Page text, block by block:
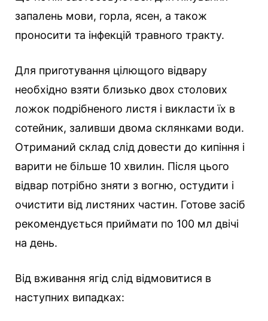
запалень мови, горла, ясен, а також
проносити та інфекцій травного тракту.
Для приготування цілющого відвару
необхідно взяти близько двох столових
ложок подрібненого листя і викласти їх в
сотейник, заливши двома склянками води.
Отриманий склад слід довести до кипіння і
варити не більше 10 хвилин. Після цього
відвар потрібно зняти з вогню, остудити і
очистити від листяних частин. Готове засіб
рекомендується приймати по 100 мл двічі
на день.
Від вживання ягід слід відмовитися в
наступних випадках: